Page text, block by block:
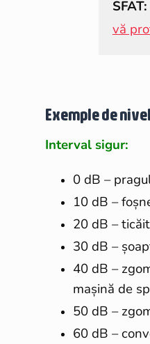
SFAT:
vă
Exemple de
Interval sigur:
0 dB –
10 dB –
20 dB –
30 dB –
40 dB –
mașină de
50 dB –
60 dB –